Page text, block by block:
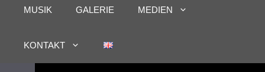
MUSIK GALERIE MEDIEN
KONTAKT